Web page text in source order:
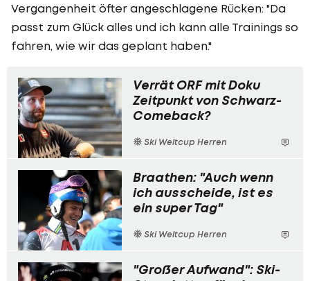
Vergangenheit öfter angeschlagene Rücken: "Da
passt zum Glück alles und ich kann alle Trainings so
fahren, wie wir das geplant haben."
Verrät ORF mit Doku
Zeitpunkt von Schwarz-
Comeback?
Ski Weltcup Herren
Braathen: "Auch wenn
ich ausscheide, ist es
ein super Tag"
Ski Weltcup Herren
"Großer Aufwand": Ski-